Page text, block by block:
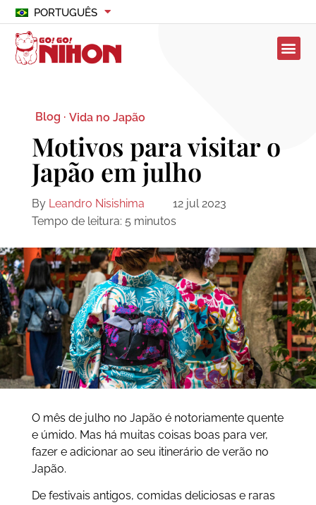
PORTUGUÊS
Blog · Vida no Japão
Motivos para visitar o
Japão em julho
By Leandro Nisishima
12 jul 2023
Tempo de leitura: 5 minutos
O mês de julho no Japão é notoriamente quente
e úmido. Mas há muitas coisas boas para ver,
fazer e adicionar ao seu itinerário de verão no
Japão.
De festivais antigos, comidas deliciosas e raras